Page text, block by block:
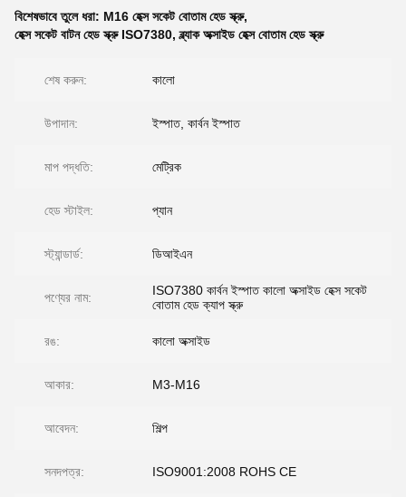
বিশেষভাবে তুলে ধরা: M16 হেক্স সকেট বোতাম হেড স্ক্রু,
হেক্স সকেট বাটন হেড স্ক্রু ISO7380,ব্ল্যাক অক্সাইড হেক্স বোতাম হেড স্ক্রু
শেষ করুন: কালো
উপাদান: ইস্পাত, কার্বন ইস্পাত
মাপ পদ্ধতি: মেট্রিক
হেড স্টাইল: প্যান
স্ট্যান্ডার্ড: ডিআইএন
পণ্যের নাম:
ISO7380 কার্বন ইস্পাত কালো অক্সাইড হেক্স সকেট
বোতাম হেড ক্যাপ স্ক্রু
রঙ: কালো অক্সাইড
আকার: M3-M16
আবেদন: শিল্প
সনদপত্র: ISO9001:2008 ROHS CE